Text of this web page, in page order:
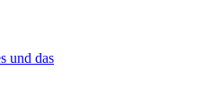
und das